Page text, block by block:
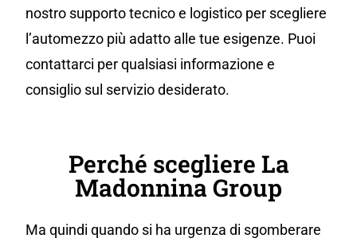
nostro supporto tecnico e logistico per scegliere
l’automezzo più adatto alle tue esigenze. Puoi
contattarci per qualsiasi informazione e
consiglio sul servizio desiderato.
Perché scegliere La
Madonnina Group
Ma quindi quando si ha urgenza di sgomberare